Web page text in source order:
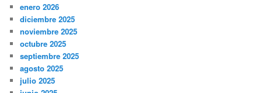
enero 2026
diciembre 2025
noviembre 2025
octubre 2025
septiembre 2025
agosto 2025
julio 2025